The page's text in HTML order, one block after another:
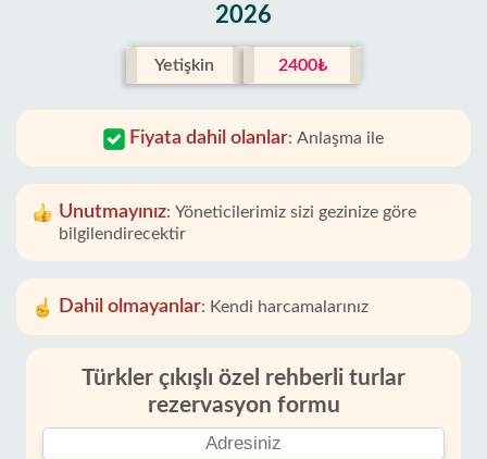
2026
Yetişkin 2400₺
Fiyata dahil olanlar: Anlaşma ile
Unutmayınız: Yöneticilerimiz sizi gezinize göre
bilgilendirecektir
Dahil olmayanlar: Kendi harcamalarınız
Türkler çıkışlı özel rehberli turlar
rezervasyon formu